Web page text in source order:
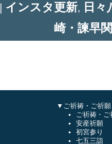
インスタ更新, 日々
崎・諫早
▼ご祈祷・ご祈願
ご祈祷・ご
安産祈願
初宮参り
七五三詣